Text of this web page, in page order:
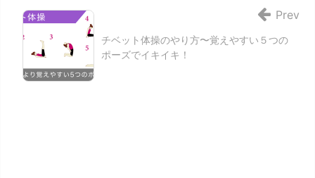
チベット体操のやり方〜覚えやすい５つの
ポーズでイキイキ！
Prev